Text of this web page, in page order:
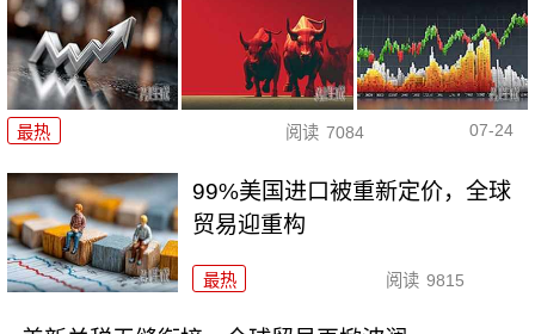
最热 阅读 7084 07-24
99%美国进口被重新定价，全球
贸易迎重构
最热 阅读 9815